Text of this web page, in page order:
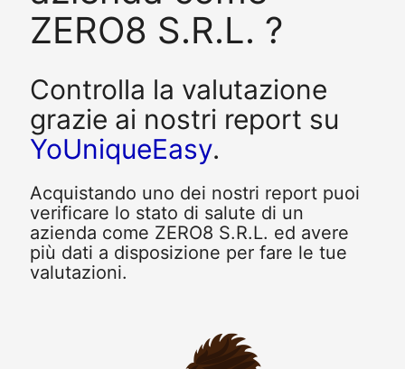
ZERO8 S.R.L. ?
Controlla la valutazione
grazie ai nostri report su
YoUniqueEasy.
Acquistando uno dei nostri report puoi
verificare lo stato di salute di un
azienda come ZERO8 S.R.L. ed avere
più dati a disposizione per fare le tue
valutazioni.